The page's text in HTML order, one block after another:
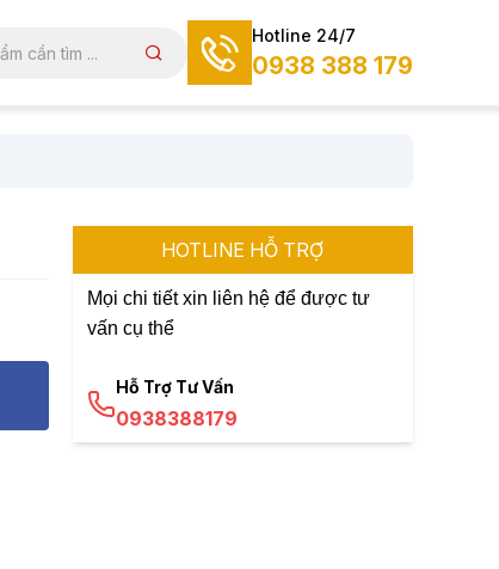
Hotline 24/7
0938 388 179
HOTLINE HỖ TRỢ
Mọi chi tiết xin liên hệ để được tư
vấn cụ thể
Hỗ Trợ Tư Vấn
0938388179